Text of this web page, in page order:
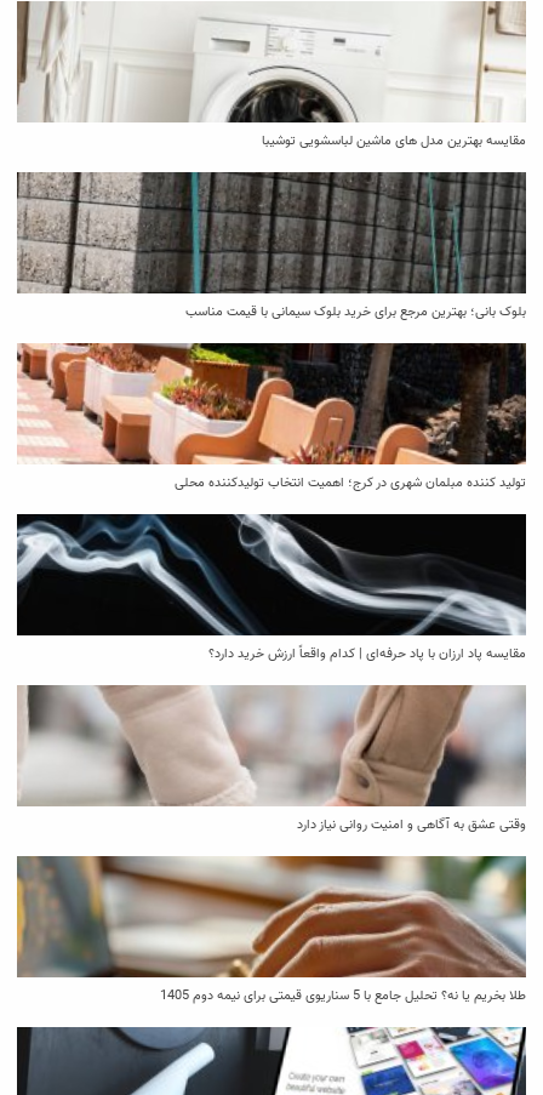
مقایسه بهترین مدل ‌های ماشین لباسشویی توشیبا
بلوک بانی؛ بهترین مرجع برای خرید بلوک سیمانی با قیمت مناسب
تولید کننده مبلمان شهری در کرج؛ اهمیت انتخاب تولیدکننده محلی
مقایسه پاد ارزان با پاد حرفه‌ای | کدام واقعاً ارزش خرید دارد؟
وقتی عشق به آگاهی و امنیت روانی نیاز دارد
طلا بخریم یا نه؟ تحلیل جامع با 5 سناریوی قیمتی برای نیمه دوم 1405